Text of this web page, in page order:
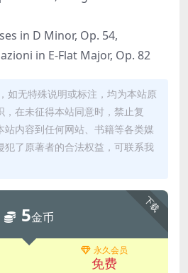
in D Minor, Op. 54,
in E-Flat Major, Op. 82
如无特殊说明或标注，均为本站原
在未征得本站同意时，禁止复
内容到任何网站、书籍等各类媒
了原著者的合法权益，可联系我
下载
5金币
永久会员
免费